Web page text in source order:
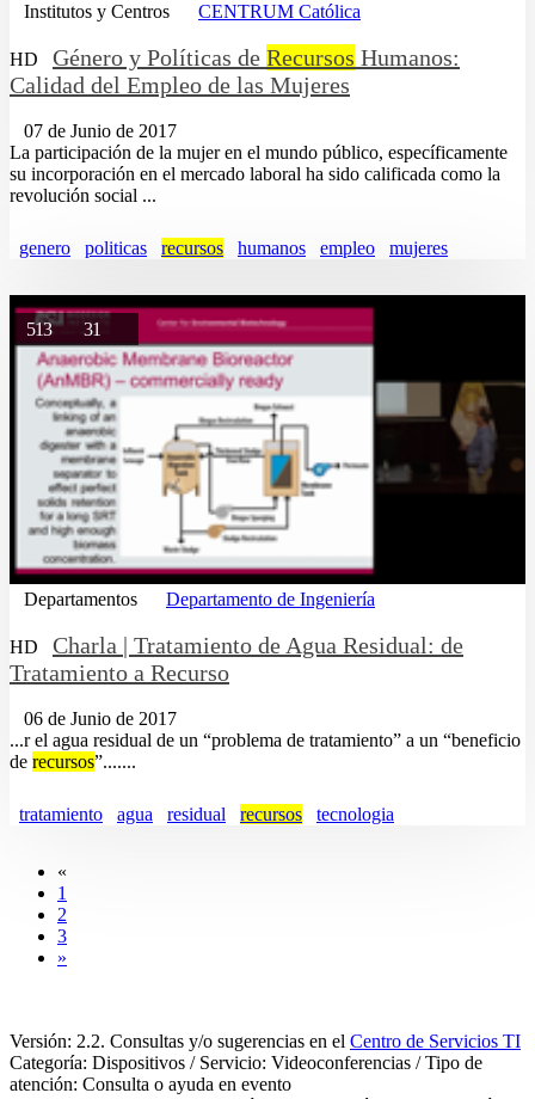
Institutos y Centros CENTRUM Católica
HD Género y Políticas de Recursos Humanos:
Calidad del Empleo de las Mujeres
07 de Junio de 2017
La participación de la mujer en el mundo público, específicamente
su incorporación en el mercado laboral ha sido calificada como la
revolución social ...
genero politicas recursos humanos empleo mujeres
51331
Departamentos Departamento de Ingeniería
HD
Charla | Tratamiento de Agua Residual: de
Tratamiento a Recurso
06 de Junio de 2017
...r el agua residual de un “problema de tratamiento” a un “beneficio
de recursos”.......
tratamiento agua residual recursos tecnologia
«
1
2
3
»
Versión: 2.2. Consultas y/o sugerencias en el Centro de Servicios TI
Categoría: Dispositivos / Servicio: Videoconferencias / Tipo de
atención: Consulta o ayuda en evento